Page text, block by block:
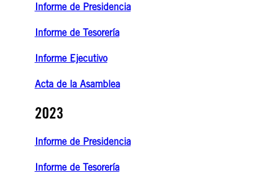
Informe de Presidencia
Informe de Tesorería
Informe Ejecutivo
Acta de la Asamblea
2023
Informe de Presidencia
Informe de Tesorería